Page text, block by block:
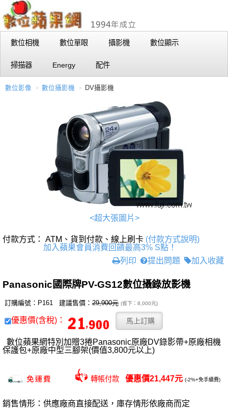
數位相機 數位單眼 攝影機 數位顯示
掃描器 Energy 配件
數位影像 數位攝影機 DV攝影機
<超大張圖片>
付款方式： ATM、貨到付款、線上刷卡 (付款方式說明)
加入蘋果會員消費回饋最高3% S點！
列印
提出問題 加入收藏
Panasonic國際牌PV-GS12數位攝錄放影機
訂購編號：P161 建議售價： 29,900元 (省下：8,000元)
優惠價(含稅)：
數位蘋果網特別加贈3捲Panasonic原廠DV錄影帶+原廠相機
保護包+原廠中型三腳架(價值3,800元以上)
轉帳付款 優惠價21,447元 (-2%+免手續費)
銷售情形：供應廠商直接配送，庫存情形依廠商而定